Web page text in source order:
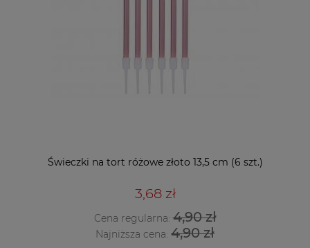
Świeczki na tort różowe złoto 13,5 cm (6 szt.)
3,68 zł
Cena regularna:4,90 zł
Najniższa cena: 4,90 zł